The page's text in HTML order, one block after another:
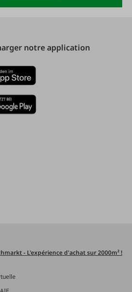
notre application
- L'expérience d'achat sur 2000m² !